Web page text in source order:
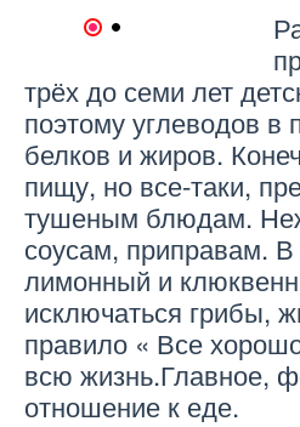
трёх до семи лет
поэтому углеводов
белков и жиров.
пищу, но все-таки,
тушеным блюдам.
соусам, приправам. В
лимонный и
исключаться грибы,
правило « Все
всю жизнь.Главное,
отношение к еде.